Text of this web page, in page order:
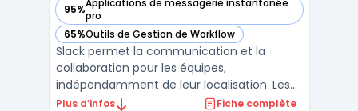
95%Applications de messagerie instantanée
pro
— voir Slack dans cette catégorie
65%Outils de Gestion de Workflow
— voir Slack dans cette catégorie
Slack permet la communication et la
collaboration pour les équipes,
indépendamment de leur localisation. Les
entreprises utilisent Slack pour organiser
Plus d’infos Fiche complète